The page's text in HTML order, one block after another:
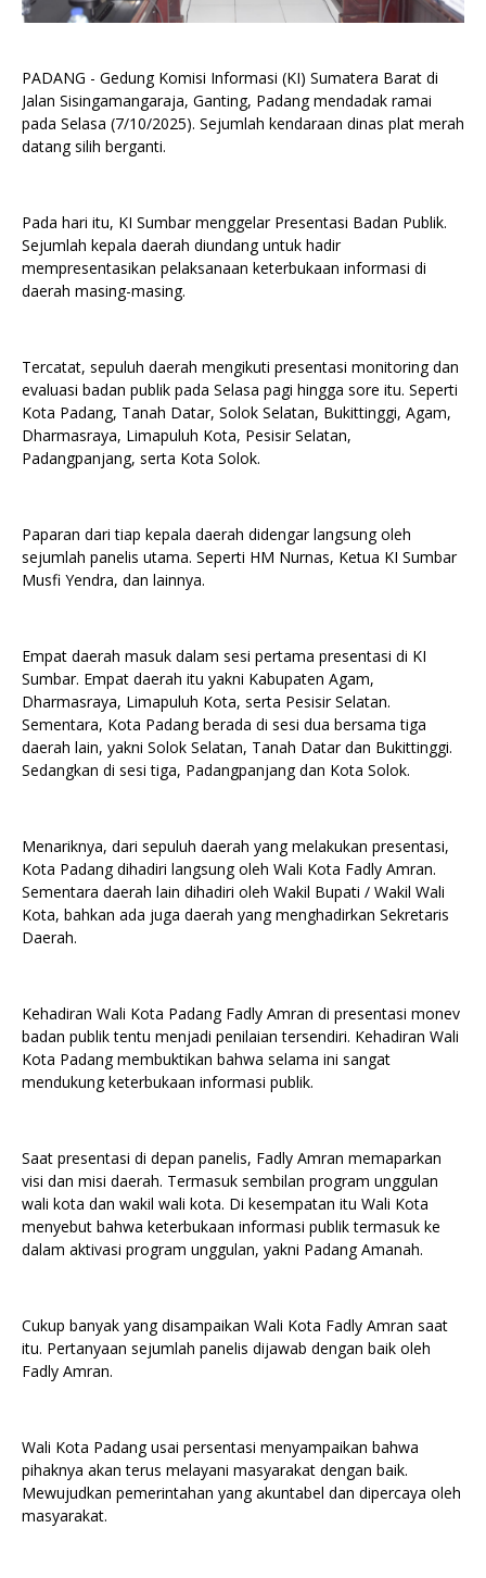
PADANG - Gedung Komisi Informasi (KI) Sumatera Barat di
Jalan Sisingamangaraja, Ganting, Padang mendadak ramai
pada Selasa (7/10/2025). Sejumlah kendaraan dinas plat merah
datang silih berganti.
Pada hari itu, KI Sumbar menggelar Presentasi Badan Publik.
Sejumlah kepala daerah diundang untuk hadir
mempresentasikan pelaksanaan keterbukaan informasi di
daerah masing-masing.
Tercatat, sepuluh daerah mengikuti presentasi monitoring dan
evaluasi badan publik pada Selasa pagi hingga sore itu. Seperti
Kota Padang, Tanah Datar, Solok Selatan, Bukittinggi, Agam,
Dharmasraya, Limapuluh Kota, Pesisir Selatan,
Padangpanjang, serta Kota Solok.
Paparan dari tiap kepala daerah didengar langsung oleh
sejumlah panelis utama. Seperti HM Nurnas, Ketua KI Sumbar
Musfi Yendra, dan lainnya.
Empat daerah masuk dalam sesi pertama presentasi di KI
Sumbar. Empat daerah itu yakni Kabupaten Agam,
Dharmasraya, Limapuluh Kota, serta Pesisir Selatan.
Sementara, Kota Padang berada di sesi dua bersama tiga
daerah lain, yakni Solok Selatan, Tanah Datar dan Bukittinggi.
Sedangkan di sesi tiga, Padangpanjang dan Kota Solok.
Menariknya, dari sepuluh daerah yang melakukan presentasi,
Kota Padang dihadiri langsung oleh Wali Kota Fadly Amran.
Sementara daerah lain dihadiri oleh Wakil Bupati / Wakil Wali
Kota, bahkan ada juga daerah yang menghadirkan Sekretaris
Daerah.
Kehadiran Wali Kota Padang Fadly Amran di presentasi monev
badan publik tentu menjadi penilaian tersendiri. Kehadiran Wali
Kota Padang membuktikan bahwa selama ini sangat
mendukung keterbukaan informasi publik.
Saat presentasi di depan panelis, Fadly Amran memaparkan
visi dan misi daerah. Termasuk sembilan program unggulan
wali kota dan wakil wali kota. Di kesempatan itu Wali Kota
menyebut bahwa keterbukaan informasi publik termasuk ke
dalam aktivasi program unggulan, yakni Padang Amanah.
Cukup banyak yang disampaikan Wali Kota Fadly Amran saat
itu. Pertanyaan sejumlah panelis dijawab dengan baik oleh
Fadly Amran.
Wali Kota Padang usai persentasi menyampaikan bahwa
pihaknya akan terus melayani masyarakat dengan baik.
Mewujudkan pemerintahan yang akuntabel dan dipercaya oleh
masyarakat.